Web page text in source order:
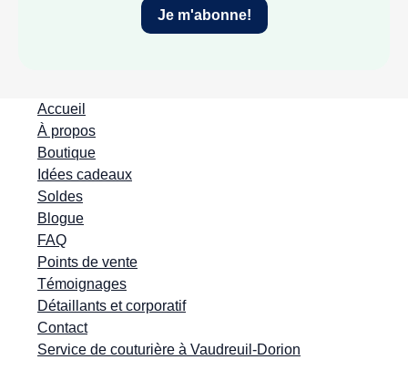
Accueil
À propos
Boutique
Idées cadeaux
Soldes
Blogue
FAQ
Points de vente
Témoignages
Détaillants et corporatif
Contact
Service de couturière à Vaudreuil-Dorion